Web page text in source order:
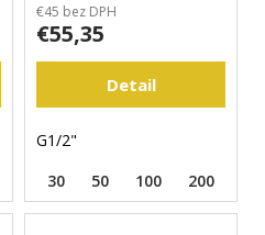
800 1500 3000
€45 bez DPH
€55,35
Detail
G1/2"
30
50 100 200